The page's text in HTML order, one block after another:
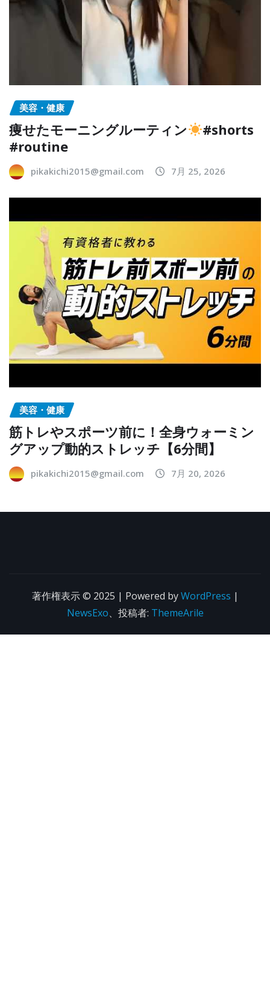
美容・健康
痩せたモーニングルーティン
#shorts
#routine
pikakichi2015@gmail.com 7月 25, 2026
美容・健康
筋トレやスポーツ前に！全身ウォーミン
グアップ動的ストレッチ【6分間】
pikakichi2015@gmail.com 7月 20, 2026
著作権表示 © 2025 | Powered byWordPress |
NewsExo、投稿者: ThemeArile